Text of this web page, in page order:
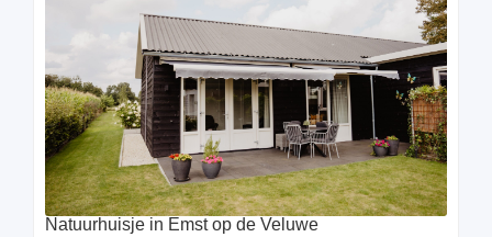
Natuurhuisje in Emst op de Veluwe